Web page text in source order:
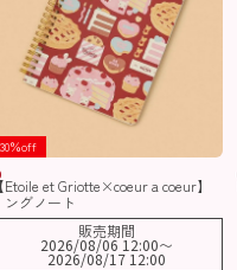
30％off
Etoile et Griotte×coeur a coeur】
ングノート
販売期間
2026/08/06 12:00〜
2026/08/17 12:00